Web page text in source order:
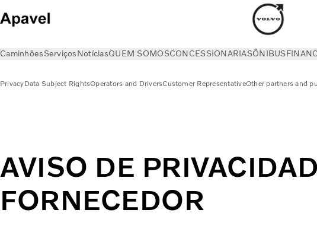
CaminhõesServiçosNotíciasQUEM SOMOSCONCESSIONARIASÔNIBUS
PrivacyData Subject RightsOperators and DriversCustomer RepresentativeOther partners and
AVISO DE
FORNECEDOR